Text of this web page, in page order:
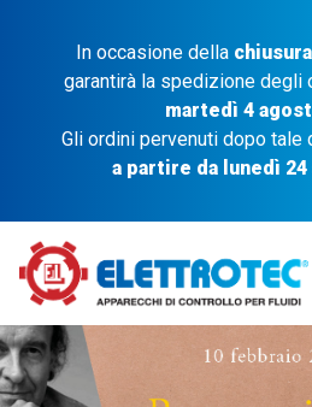
In occasione della
garantirà la spedizione degli
martedì 4
Gli ordini pervenuti dopo tale
a partire da lunedì 24